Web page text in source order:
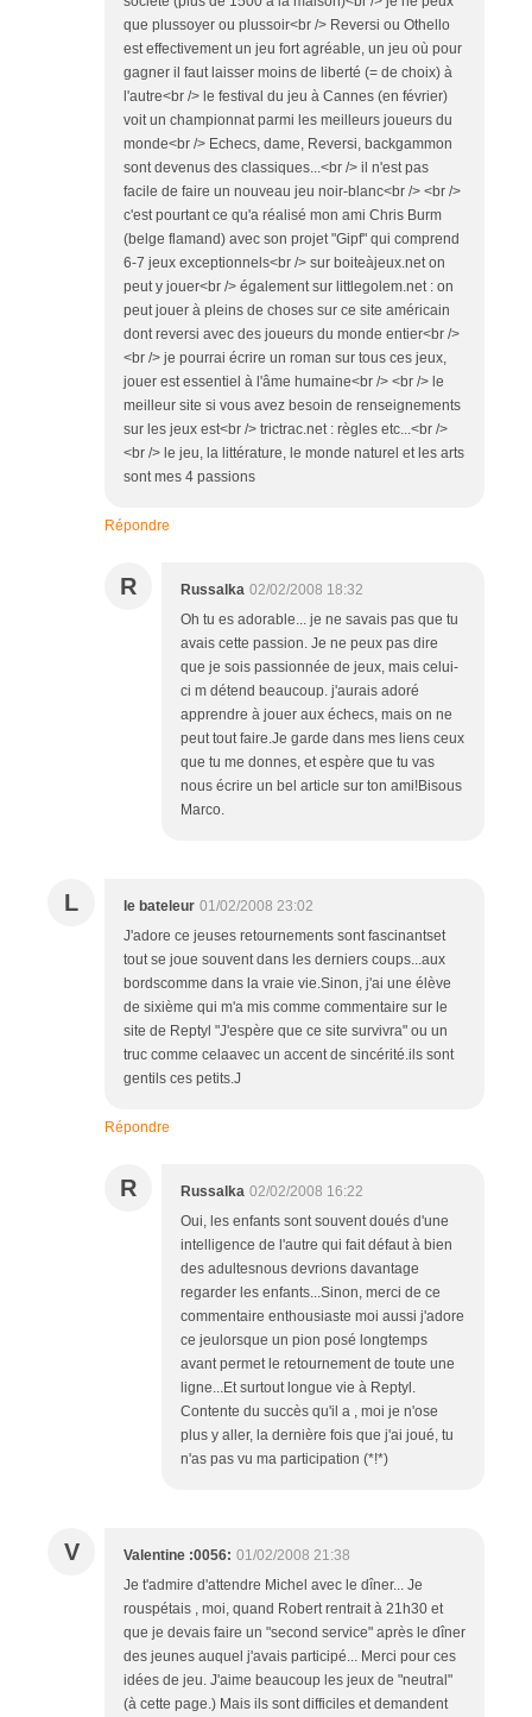
que plussoyer ou plussoir<br /> Reversi ou Othello
est effectivement un jeu fort agréable, un jeu où pour
gagner il faut laisser moins de liberté (= de choix) à
l'autre<br /> le festival du jeu à Cannes (en février)
voit un championnat parmi les meilleurs joueurs du
monde<br /> Echecs, dame, Reversi, backgammon
sont devenus des classiques...<br /> il n'est pas
facile de faire un nouveau jeu noir-blanc<br /> <br />
c'est pourtant ce qu'a réalisé mon ami Chris Burm
(belge flamand) avec son projet "Gipf" qui comprend
6-7 jeux exceptionnels<br /> sur boiteàjeux.net on
peut y jouer<br /> également sur littlegolem.net : on
peut jouer à pleins de choses sur ce site américain
dont reversi avec des joueurs du monde entier<br />
<br /> je pourrai écrire un roman sur tous ces jeux,
jouer est essentiel à l'âme humaine<br /> <br /> le
meilleur site si vous avez besoin de renseignements
sur les jeux est<br /> trictrac.net : règles etc...<br />
<br /> le jeu, la littérature, le monde naturel et les arts
sont mes 4 passions
Répondre
R Russalka 02/02/2008 18:32
Oh tu es adorable... je ne savais pas que tu
avais cette passion. Je ne peux pas dire
que je sois passionnée de jeux, mais celui-
ci m détend beaucoup. j'aurais adoré
apprendre à jouer aux échecs, mais on ne
peut tout faire.Je garde dans mes liens ceux
que tu me donnes, et espère que tu vas
nous écrire un bel article sur ton ami!Bisous
Marco.
L le bateleur 01/02/2008 23:02
J'adore ce jeuses retournements sont fascinantset
tout se joue souvent dans les derniers coups...aux
bordscomme dans la vraie vie.Sinon, j'ai une élève
de sixième qui m'a mis comme commentaire sur le
site de Reptyl "J'espère que ce site survivra" ou un
truc comme celaavec un accent de sincérité.ils sont
gentils ces petits.J
Répondre
R Russalka 02/02/2008 16:22
Oui, les enfants sont souvent doués d'une
intelligence de l'autre qui fait défaut à bien
des adultesnous devrions davantage
regarder les enfants...Sinon, merci de ce
commentaire enthousiaste moi aussi j'adore
ce jeulorsque un pion posé longtemps
avant permet le retournement de toute une
ligne...Et surtout longue vie à Reptyl.
Contente du succès qu'il a , moi je n'ose
plus y aller, la dernière fois que j'ai joué, tu
n'as pas vu ma participation (*!*)
V Valentine :0056: 01/02/2008 21:38
Je t'admire d'attendre Michel avec le dîner... Je
rouspétais , moi, quand Robert rentrait à 21h30 et
que je devais faire un "second service" après le dîner
des jeunes auquel j'avais participé... Merci pour ces
idées de jeu. J'aime beaucoup les jeux de "neutral"
(à cette page.) Mais ils sont difficiles et demandent